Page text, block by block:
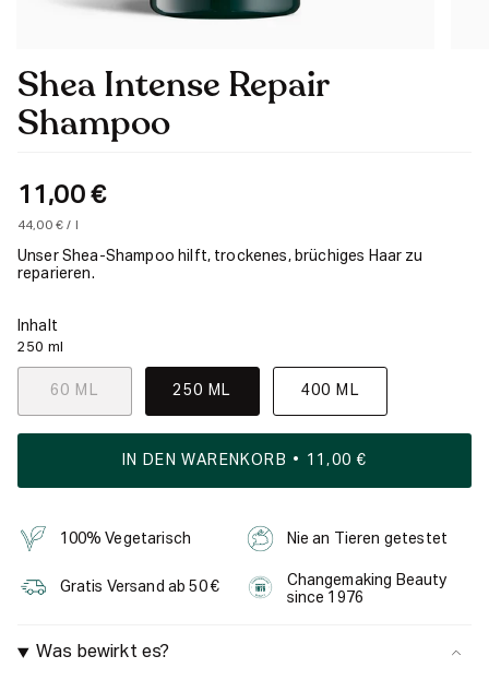
Shea Intense Repair
Shampoo
11,00 €
Einheitspreis
44,00 € /pro
Unser Shea-Shampoo hilft, trockenes, brüchiges Haar zu
reparieren.
Inhalt
250 ml
60 ML 250 ML 400 ML
IN DEN WARENKORB 11,00 €
100% Vegetarisch Nie an Tieren getestet
Gratis Versand ab 50 €
Changemaking Beauty
since 1976
Was bewirkt es?